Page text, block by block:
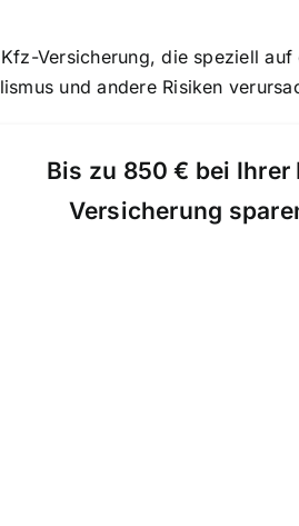
Versicherung, die speziell
und andere Risiken
Bis zu 850 € bei Ihrer
Versicherung